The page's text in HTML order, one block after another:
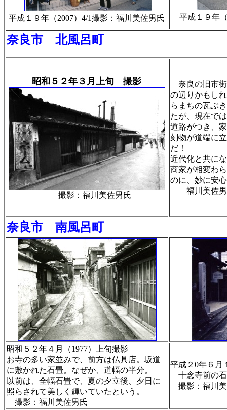
平成１９年（2007）4/1撮影：福川美佐男氏 平成１９年
奈良市 北風呂町
昭和５２年３月上旬 撮影
撮影：福川美佐男氏
奈良の旧市街
の辺りかもし
らまちの瓦ぶ
たが、現在で
道路がつき、
刻物が道端に
だ！
近代化と共に
商家が相変わ
のに、妙に安
福川美佐
奈良市 南風呂町
昭和５２年４月（1977）上旬撮影
お寺の多い家並みで、前方は仏具店。坂道
に敷かれた石畳。なぜか、道幅の半分。
以前は、全幅石畳で、夏の夕立後、夕日に
照らされて美しく輝いていたという。
撮影：福川美佐男氏
平成２0年６月
十念寺前の
撮影：福川